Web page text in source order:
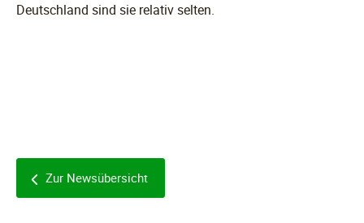
Deutschland sind sie relativ selten.
Zur Newsübersicht